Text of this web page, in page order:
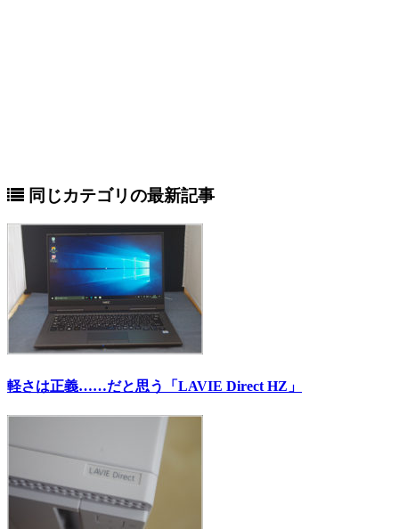
同じカテゴリの最新記事
軽さは正義……だと思う「LAVIE Direct HZ」